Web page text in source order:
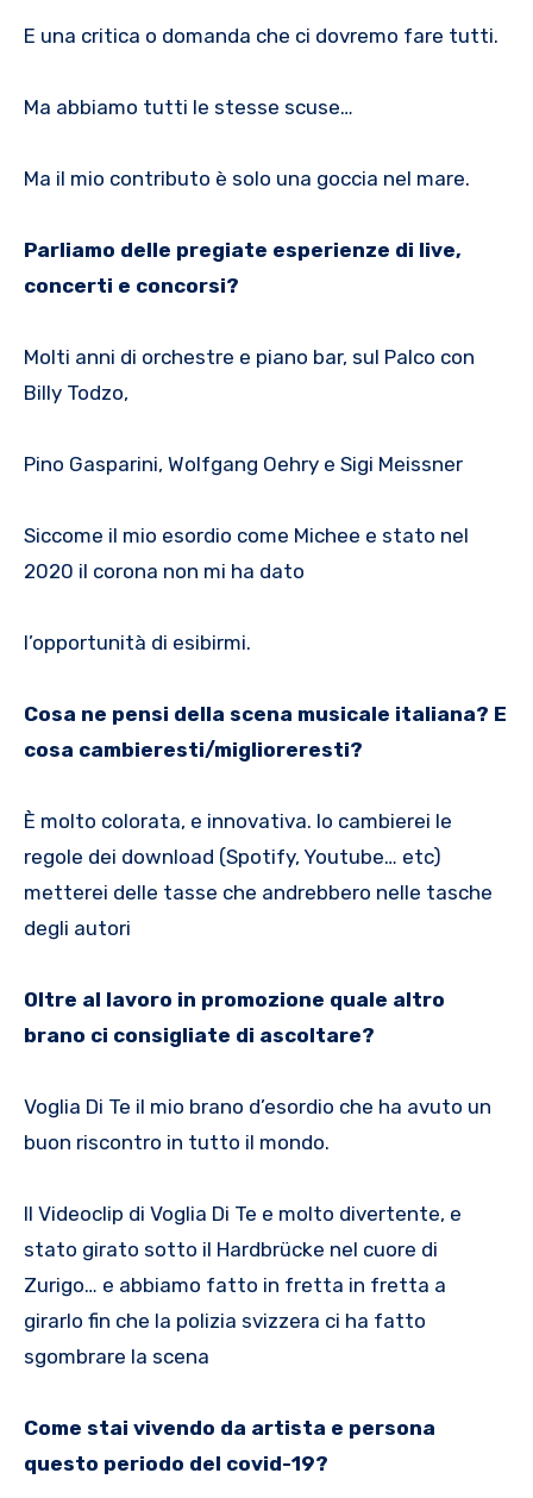
E una critica o domanda che ci dovremo fare tutti.
Ma abbiamo tutti le stesse scuse…
Ma il mio contributo è solo una goccia nel mare.
Parliamo delle pregiate esperienze di live,
concerti e concorsi?
Molti anni di orchestre e piano bar, sul Palco con
Billy Todzo,
Pino Gasparini, Wolfgang Oehry e Sigi Meissner
Siccome il mio esordio come Michee e stato nel
2020 il corona non mi ha dato
l’opportunità di esibirmi.
Cosa ne pensi della scena musicale italiana? E
cosa cambieresti/miglioreresti?
È molto colorata, e innovativa. Io cambierei le
regole dei download (Spotify, Youtube… etc)
metterei delle tasse che andrebbero nelle tasche
degli autori
Oltre al lavoro in promozione quale altro
brano ci consigliate di ascoltare?
Voglia Di Te il mio brano d’esordio che ha avuto un
buon riscontro in tutto il mondo.
Il Videoclip di Voglia Di Te e molto divertente, e
stato girato sotto il Hardbrücke nel cuore di
Zurigo… e abbiamo fatto in fretta in fretta a
girarlo fin che la polizia svizzera ci ha fatto
sgombrare la scena
Come stai vivendo da artista e persona
questo periodo del covid-19?